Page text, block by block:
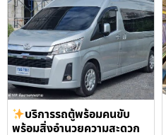
บริการรถตู้พร้อมคนขับ
พร้อมสิ่งอำนวยความสะดวก